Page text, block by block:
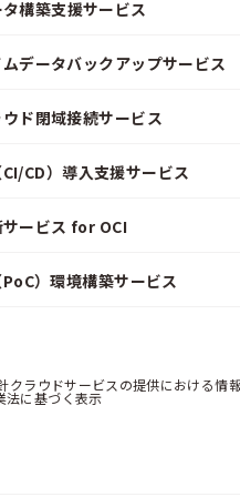
構築支援サービス
データバックアップサービス
ド閉域接続サービス
CD）導入支援サービス
ービス for OCI
）環境構築サービス
クラウドサービスの提供における情
法に基づく表示